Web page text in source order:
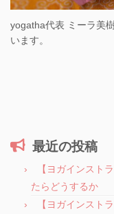
yogatha代表 ミーラ美
います。
最近の投稿
【ヨガインスト
たらどうするか
【ヨガインスト